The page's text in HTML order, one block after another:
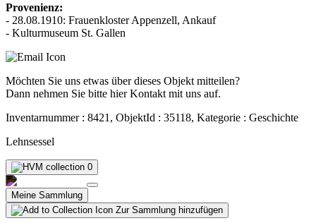
Provenienz:
- 28.08.1910: Frauenkloster Appenzell, Ankauf
- Kulturmuseum St. Gallen
Möchten Sie uns etwas über dieses Objekt mitteilen?
Dann nehmen Sie bitte hier Kontakt mit uns auf.
Inventarnummer : 8421, ObjektId : 35118, Kategorie : Geschichte
Lehnsessel
0
Meine Sammlung
Zur Sammlung hinzufügen